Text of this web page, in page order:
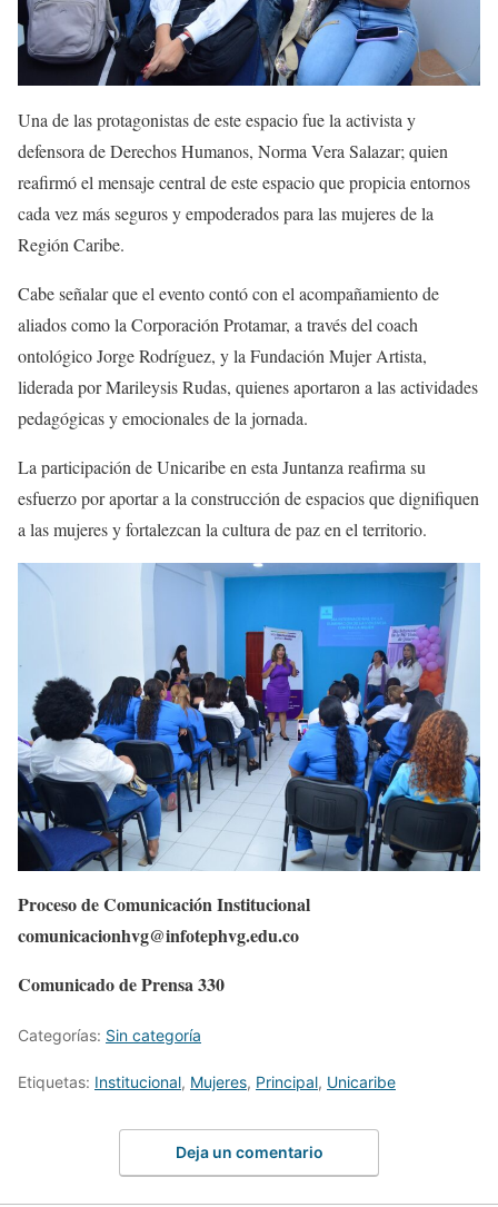
Una de las protagonistas de este espacio fue la activista y
defensora de Derechos Humanos, Norma Vera Salazar; quien
reafirmó el mensaje central de este espacio que propicia entornos
cada vez más seguros y empoderados para las mujeres de la
Región Caribe.
Cabe señalar que el evento contó con el acompañamiento de
aliados como la Corporación Protamar, a través del coach
ontológico Jorge Rodríguez, y la Fundación Mujer Artista,
liderada por Marileysis Rudas, quienes aportaron a las actividades
pedagógicas y emocionales de la jornada.
La participación de Unicaribe en esta Juntanza reafirma su
esfuerzo por aportar a la construcción de espacios que dignifiquen
a las mujeres y fortalezcan la cultura de paz en el territorio.
Proceso de Comunicación Institucional
comunicacionhvg@infotephvg.edu.co
Comunicado de Prensa 330
Categorías: Sin categoría
Etiquetas: Institucional, Mujeres, Principal, Unicaribe
Deja un comentario